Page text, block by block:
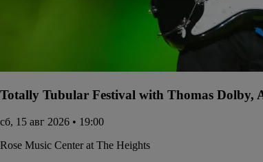
Totally Tubular Festival with Thomas Dolby,
сб, 15 авг 2026 • 19:00
Rose Music Center at The Heights